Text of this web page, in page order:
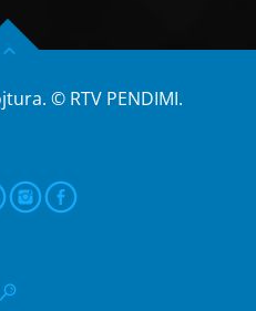
© RTV PENDIMI.